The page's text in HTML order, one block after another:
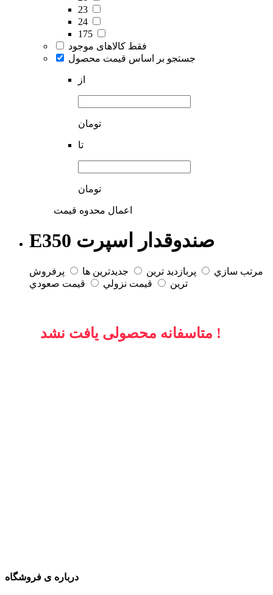
23
24
175
فقط کالاهای موجود
جستجو بر اساس قیمت محصول
از
تومان
تا
تومان
اعمال محدوه قیمت
E350 صندوقدار اسپرت
مرتب سازي پربازديد ترين جديدترين ها
پرفروش
ترين
قيمت نزولي قيمت صعودي
متاسفانه محصولی یافت نشد !
درباره ی فروشگاه